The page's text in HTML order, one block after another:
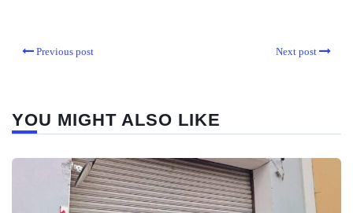
Previous post Next post
YOU MIGHT ALSO LIKE